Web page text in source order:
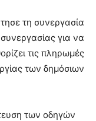
τη συνεργασία
για να
τις πληρωμές
των δημόσιων
των οδηγών